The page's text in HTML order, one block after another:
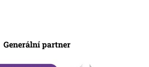
Generální partner